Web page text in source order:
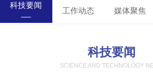
科技要闻
工作动态 媒体聚焦
科技要闻
SCIENCE AND TECHNOLOGY